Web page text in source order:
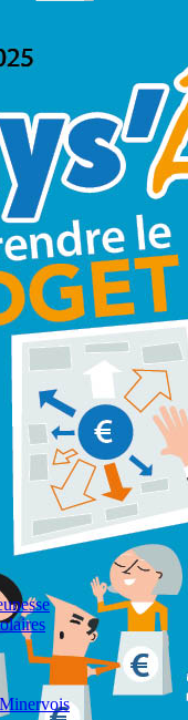
,CIAS Enfance &
Pays'âges.